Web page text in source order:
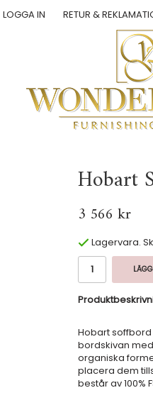
LOGGA IN RETUR &
Hobart
3 566 kr
Lagervara.
Hobart
bordskivan
organiska
placera dem
består av 100%